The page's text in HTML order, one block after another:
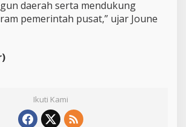
daerah serta mendukung
pemerintah pusat,” ujar Joune
Ikuti Kami